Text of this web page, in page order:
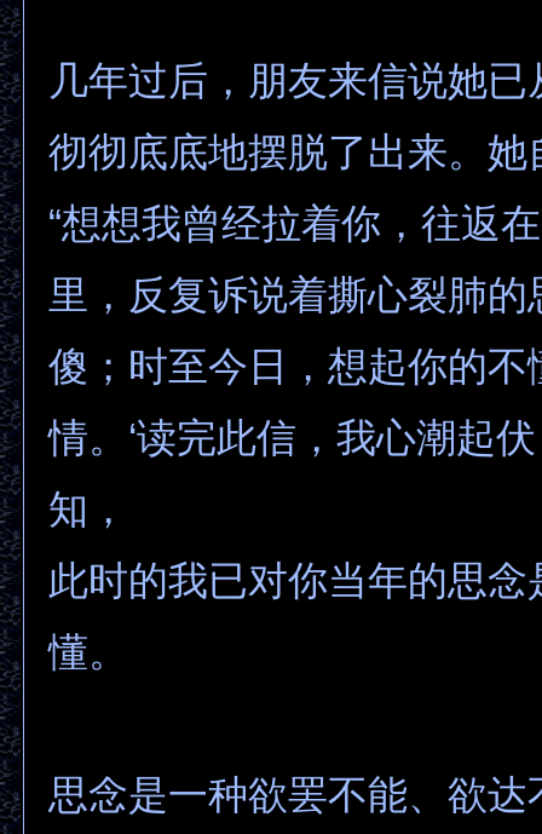
几年过后，朋友来信说她
彻彻底底地摆脱了出来。她
“想想我曾经拉着你，往返
里，反复诉说着撕心裂肺
傻；时至今日，想起你的不
情。‘读完此信，我心潮起
知，
此时的我已对你当年的思念
懂。
思念是一种欲罢不能、欲达